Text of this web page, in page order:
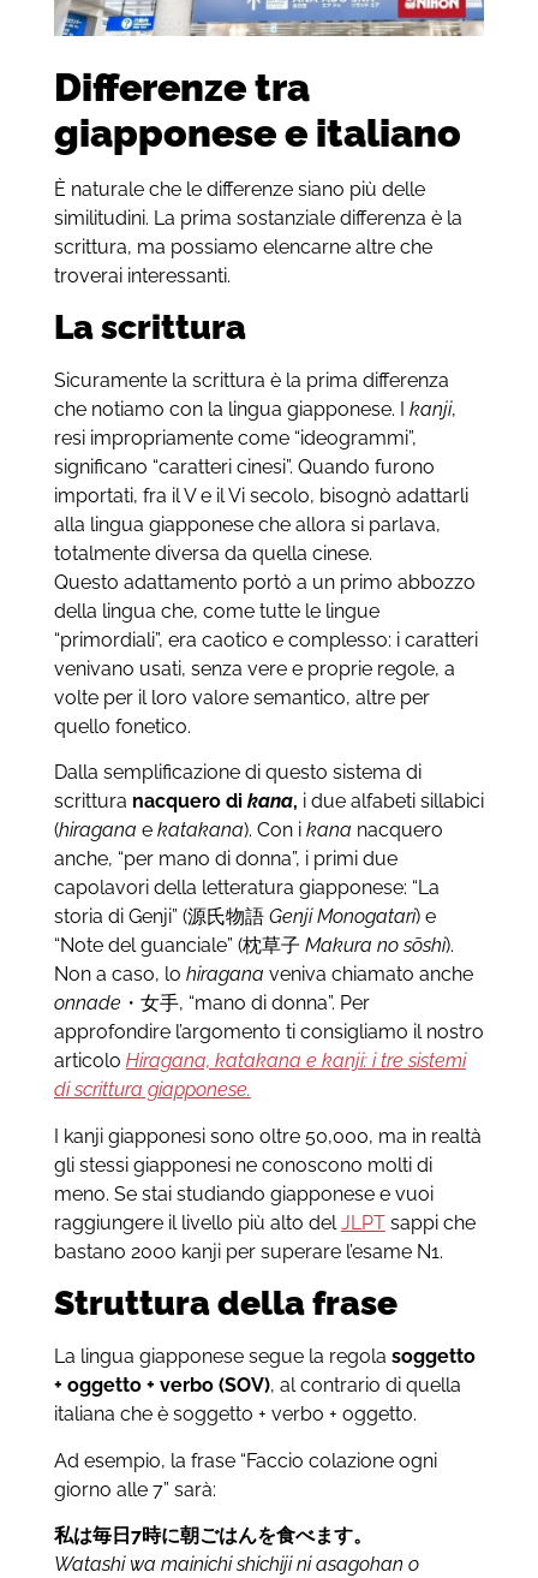
Differenze tra
giapponese e italiano
È naturale che le differenze siano più delle
similitudini. La prima sostanziale differenza è la
scrittura, ma possiamo elencarne altre che
troverai interessanti.
La scrittura
Sicuramente la scrittura è la prima differenza
che notiamo con la lingua giapponese. I kanji,
resi impropriamente come “ideogrammi”,
significano “caratteri cinesi”. Quando furono
importati, fra il V e il Vi secolo, bisognò adattarli
alla lingua giapponese che allora si parlava,
totalmente diversa da quella cinese.
Questo adattamento portò a un primo abbozzo
della lingua che, come tutte le lingue
“primordiali”, era caotico e complesso: i caratteri
venivano usati, senza vere e proprie regole, a
volte per il loro valore semantico, altre per
quello fonetico.
Dalla semplificazione di questo sistema di
scrittura nacquero di kana, i due alfabeti sillabici
(hiragana e katakana). Con i kana nacquero
anche, “per mano di donna”, i primi due
capolavori della letteratura giapponese: “La
storia di Genji” (源氏物語 Genji Monogatari) e
“Note del guanciale” (枕草子 Makura no sōshi).
Non a caso, lo hiragana veniva chiamato anche
onnade ・女手, “mano di donna”. Per
approfondire l’argomento ti consigliamo il nostro
articolo Hiragana, katakana e kanji: i tre sistemi
di scrittura giapponese.
I kanji giapponesi sono oltre 50,000, ma in realtà
gli stessi giapponesi ne conoscono molti di
meno. Se stai studiando giapponese e vuoi
raggiungere il livello più alto delJLPTsappi che
bastano 2000 kanji per superare l’esame N1.
Struttura della frase
La lingua giapponese segue la regola soggetto
+ oggetto + verbo (SOV), al contrario di quella
italiana che è soggetto + verbo + oggetto.
Ad esempio, la frase “Faccio colazione ogni
giorno alle 7” sarà:
私は毎日7時に朝ごはんを食べます。
Watashi wa mainichi shichiji niasagohan o